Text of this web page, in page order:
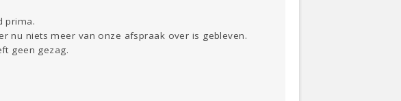
prima.
nu niets meer van onze afspraak over is gebleven.
geen gezag.